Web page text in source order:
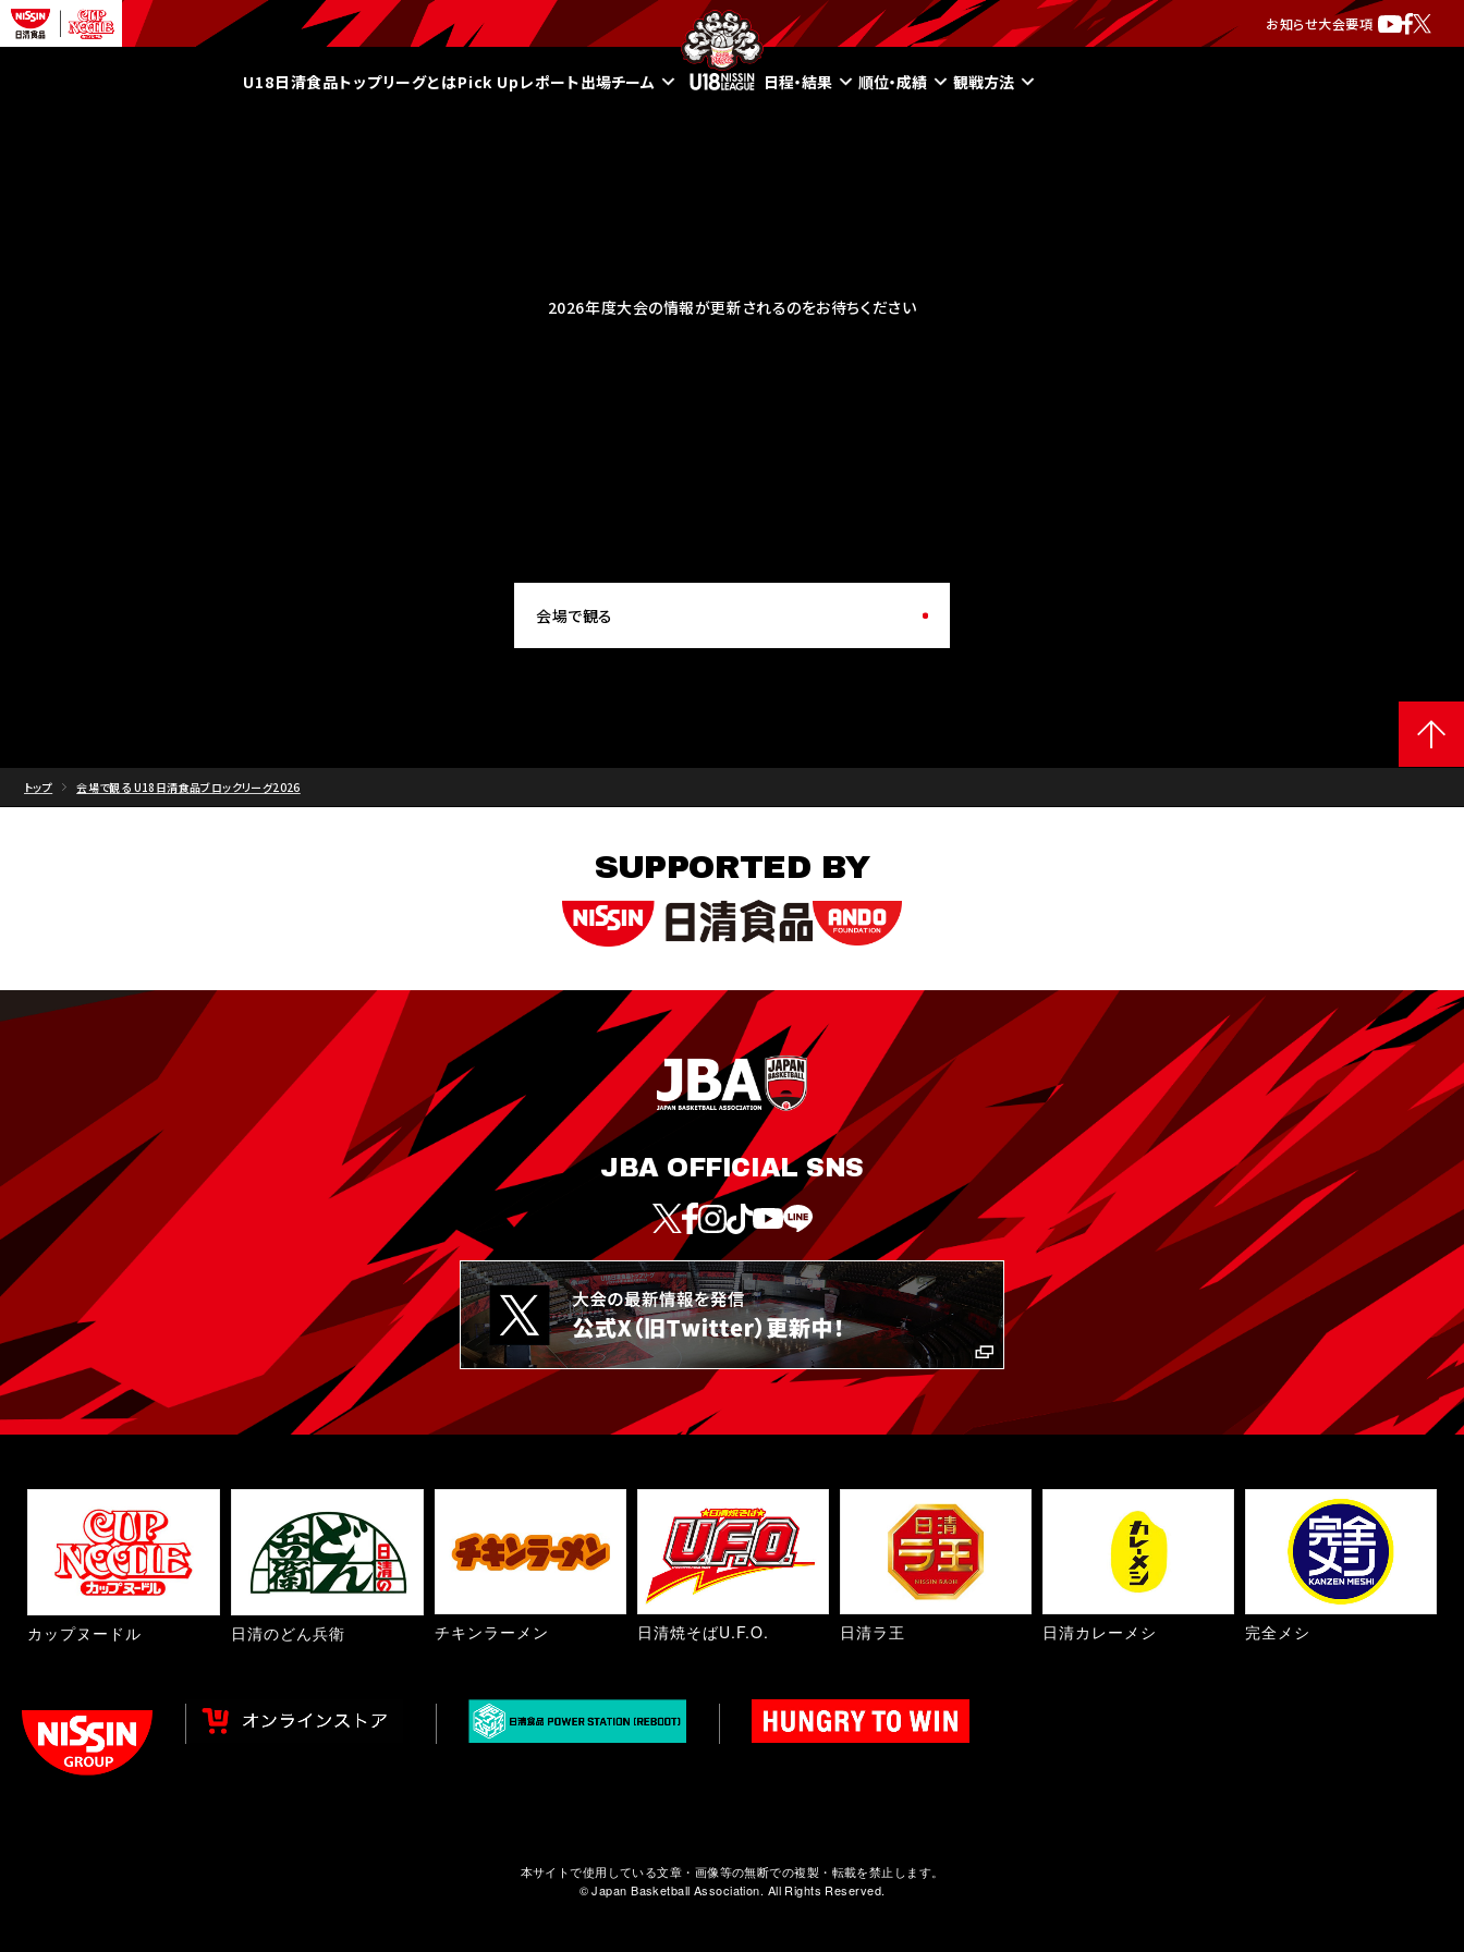
お知らせ大会要項
U18日清食品トップリーグとはPick Upレポート出場チーム 日程・結果 順位・成績 観戦方法
2026年度大会の情報が更新されるのをお待ちください
会場で観る
トップ 会場で観る U18日清食品ブロックリーグ2026
SUPPORTED BY
JBA OFFICIAL SNS
カップヌードル 日清のどん兵衛 チキンラーメン 日清焼そばU.F.O. 日清ラ王 日清カレーメシ 完全メシ
本サイトで使用している文章・画像等の無断での複製・転載を禁止します。
© Japan Basketball Association. All Rights Reserved.